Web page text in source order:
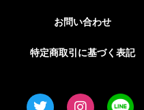
お問い合わせ
特定商取引に基づく表記